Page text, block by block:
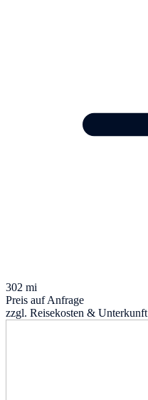
302 mi
Preis auf Anfrage
zzgl. Reisekosten & Unterkunft